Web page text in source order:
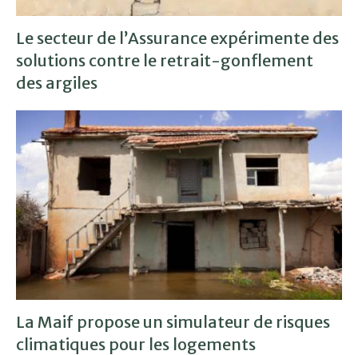
Le secteur de l’Assurance expérimente des
solutions contre le retrait-gonflement
des argiles
La Maif propose un simulateur de risques
climatiques pour les logements